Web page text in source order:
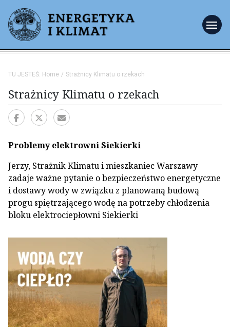
menu
TU JESTEŚ: Home Strażnicy Klimatu o rzekach
Strażnicy Klimatu o rzekach
Problemy elektrowni Siekierki
Jerzy, Strażnik Klimatu i mieszkaniec Warszawy
zadaje ważne pytanie o bezpieczeństwo energetyczne
i dostawy wody w związku z planowaną budową
progu spiętrzającego wodę na potrzeby chłodzenia
bloku elektrociepłowni Siekierki